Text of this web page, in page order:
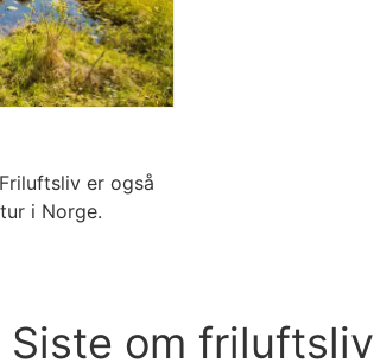
er også
i Norge.
Siste om friluftsliv